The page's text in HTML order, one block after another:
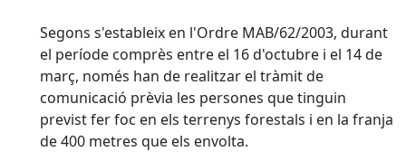
Segons s'estableix en l'Ordre MAB/62/2003, durant
el període comprès entre el 16 d'octubre i el 14 de
març, només han de realitzar el tràmit de
comunicació prèvia les persones que tinguin
previst fer foc en els terrenys forestals i en la franja
de 400 metres que els envolta.